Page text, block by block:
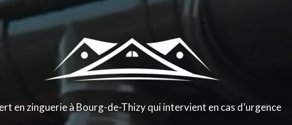
en zinguerie à Bourg-de-Thizy qui intervient en cas d’urgence